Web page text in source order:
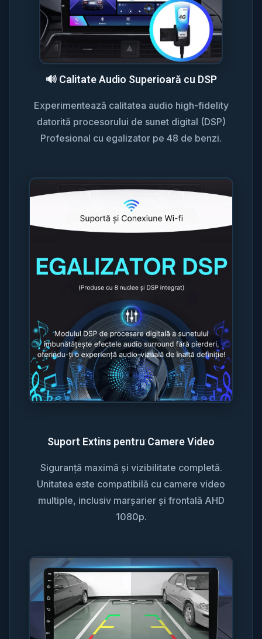
🔊 Calitate Audio Superioară cu DSP
Experimentează calitatea audio high-fidelity
datorită procesorului de sunet digital (DSP)
Profesional cu egalizator pe 48 de benzi.
Suport Extins pentru Camere Video
Siguranță maximă și vizibilitate completă.
Unitatea este compatibilă cu camere video
multiple, inclusiv marșarier și frontală AHD
1080p.